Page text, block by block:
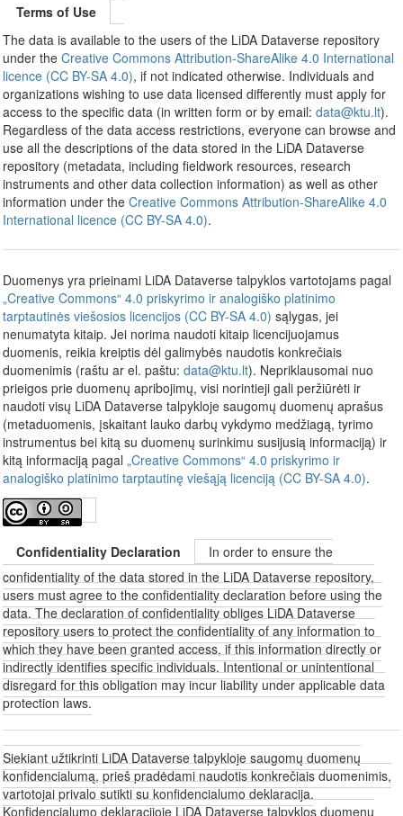
Terms of Use
The data is available to the users of the LiDA Dataverse repository
under the Creative Commons Attribution-ShareAlike 4.0 International
licence (CC BY-SA 4.0), if not indicated otherwise. Individuals and
organizations wishing to use data licensed differently must apply for
access to the specific data (in written form or by email: data@ktu.lt).
Regardless of the data access restrictions, everyone can browse and
use all the descriptions of the data stored in the LiDA Dataverse
repository (metadata, including fieldwork resources, research
instruments and other data collection information) as well as other
information under the Creative Commons Attribution-ShareAlike 4.0
International licence (CC BY-SA 4.0).
Duomenys yra prieinami LiDA Dataverse talpyklos vartotojams pagal
„Creative Commons“ 4.0 priskyrimo ir analogiško platinimo
tarptautinės viešosios licencijos (CC BY-SA 4.0) sąlygas, jei
nenumatyta kitaip. Jei norima naudoti kitaip licencijuojamus
duomenis, reikia kreiptis dėl galimybės naudotis konkrečiais
duomenimis (raštu ar el. paštu: data@ktu.lt). Nepriklausomai nuo
prieigos prie duomenų apribojimų, visi norintieji gali peržiūrėti ir
naudoti visų LiDA Dataverse talpykloje saugomų duomenų aprašus
(metaduomenis, įskaitant lauko darbų vykdymo medžiagą, tyrimo
instrumentus bei kitą su duomenų surinkimu susijusią informaciją) ir
kitą informaciją pagal „Creative Commons“ 4.0 priskyrimo ir
analogiško platinimo tarptautinę viešąją licenciją (CC BY-SA 4.0).
Confidentiality Declaration
In order to ensure the
confidentiality of the data stored in the LiDA Dataverse repository,
users must agree to the confidentiality declaration before using the
data. The declaration of confidentiality obliges LiDA Dataverse
repository users to protect the confidentiality of any information to
which they have been granted access, if this information directly or
indirectly identifies specific individuals. Intentional or unintentional
disregard for this obligation may incur liability under applicable data
protection laws.
Siekiant užtikrinti LiDA Dataverse talpykloje saugomų duomenų
konfidencialumą, prieš pradėdami naudotis konkrečiais duomenimis,
vartotojai privalo sutikti su konfidencialumo deklaracija.
Konfidencialumo deklaracijoje LiDA Dataverse talpyklos duomenų